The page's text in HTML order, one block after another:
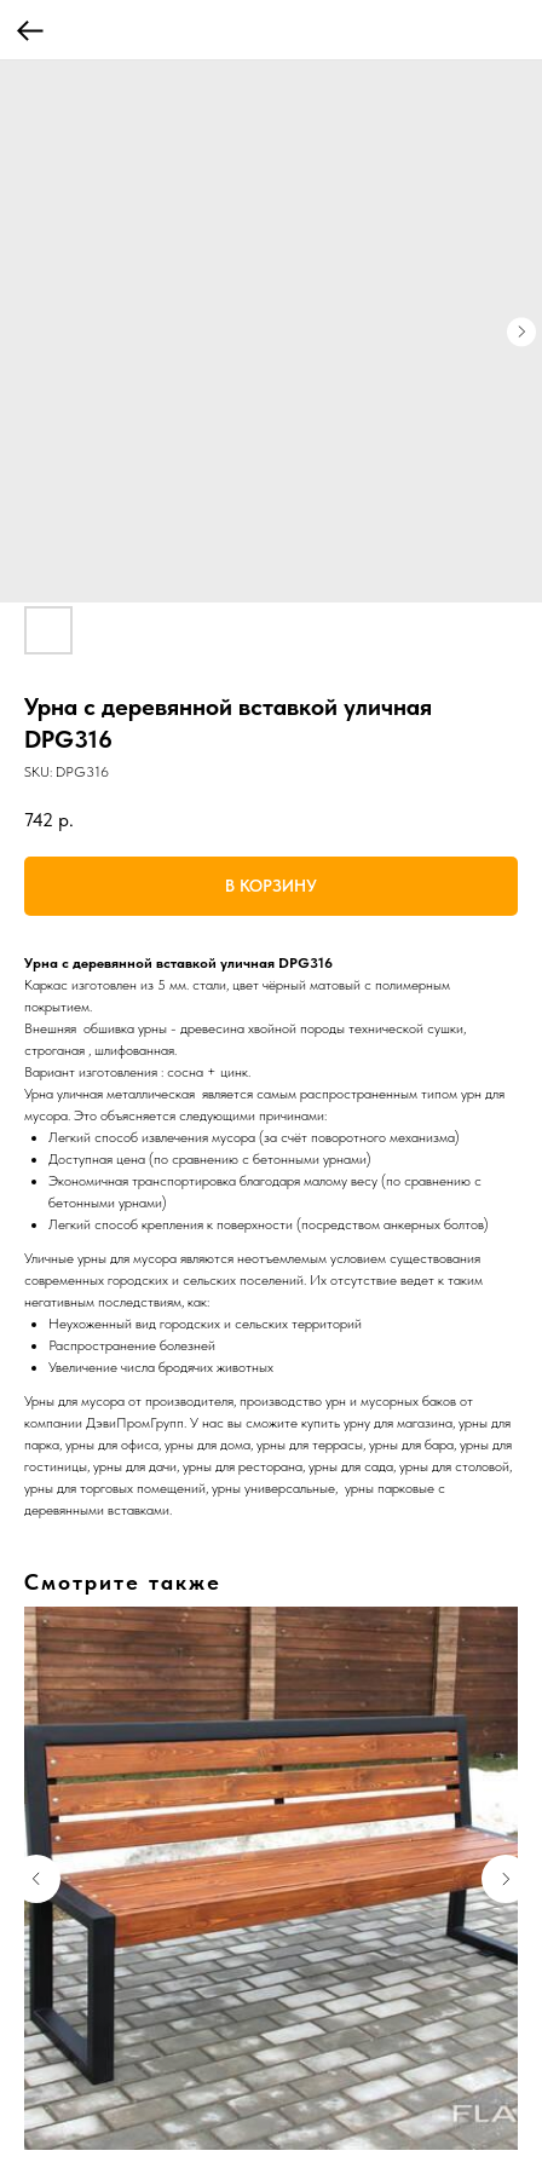
Урна с деревянной вставкой уличная
DPG316
SKU: DPG316
742 р.
В КОРЗИНУ
Урна с деревянной вставкой уличная DPG316
Каркас изготовлен из 5 мм. стали, цвет чёрный матовый с полимерным
покрытием.
Внешняя обшивка урны - древесина хвойной породы технической сушки,
строганая , шлифованная.
Вариант изготовления : сосна + цинк.
Урна уличная металлическая является самым распространенным типом урн для
мусора. Это объясняется следующими причинами:
Легкий способ извлечения мусора (за счёт поворотного механизма)
Доступная цена (по сравнению с бетонными урнами)
Экономичная транспортировка благодаря малому весу (по сравнению с
бетонными урнами)
Легкий способ крепления к поверхности (посредством анкерных болтов)
Уличные урны для мусора являются неотъемлемым условием существования
современных городских и сельских поселений. Их отсутствие ведет к таким
негативным последствиям, как:
Неухоженный вид городских и сельских территорий
Распространение болезней
Увеличение числа бродячих животных
Урны для мусора от производителя, производство урн и мусорных баков от
компании ДэвиПромГрупп. У нас вы сможите купить урну для магазина, урны для
парка, урны для офиса, урны для дома, урны для террасы, урны для бара, урны для
гостиницы, урны для дачи, урны для ресторана, урны для сада, урны для столовой,
урны для торговых помещений, урны универсальные, урны парковые с
деревянными вставками.
Смотрите также